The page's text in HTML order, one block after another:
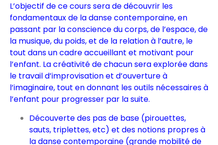
L’objectif de ce cours sera de découvrir les
fondamentaux de la danse contemporaine, en
passant par la conscience du corps, de l’espace, de
la musique, du poids, et de la relation à l’autre, le
tout dans un cadre accueillant et motivant pour
l’enfant. La créativité de chacun sera explorée dans
le travail d’improvisation et d’ouverture à
l’imaginaire, tout en donnant les outils nécessaires à
l’enfant pour progresser par la suite.
Découverte des pas de base (pirouettes,
sauts, triplettes, etc) et des notions propres à
la danse contemporaine (grande mobilité de